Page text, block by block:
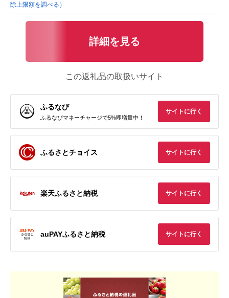
除上限額を調べる）
詳細を見る
この返礼品の取扱いサイト
ふるなび
ふるなびマネーチャージで5%即増量中！
サイトに行く
ふるさとチョイス サイトに行く
楽天ふるさと納税 サイトに行く
auPAYふるさと納税 サイトに行く